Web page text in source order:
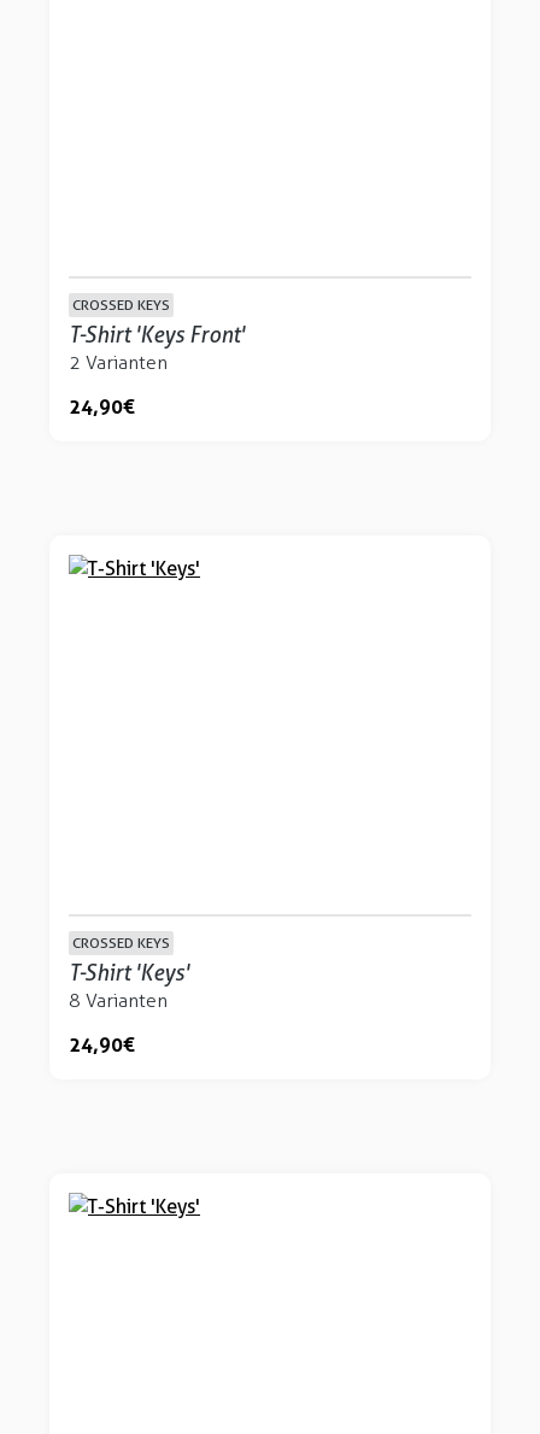
CROSSED KEYS
T-Shirt 'Keys Front'
2 Varianten
24,90 €
CROSSED KEYS
T-Shirt 'Keys'
8 Varianten
24,90 €